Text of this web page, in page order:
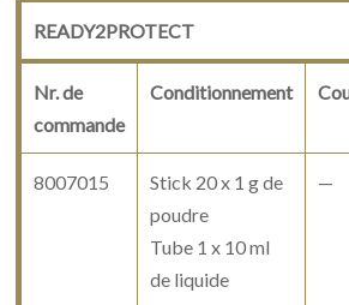
READY2PROTECT
Nr. de
commande
Conditionnement
8007015
Stick 20 x 1 g de
poudre
Tube 1 x 10 ml
de liquide
—